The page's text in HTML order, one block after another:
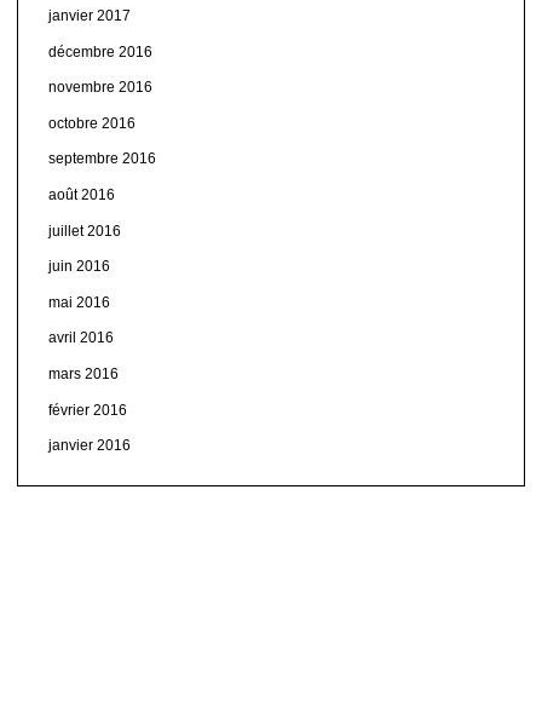
janvier 2017
décembre 2016
novembre 2016
octobre 2016
septembre 2016
août 2016
juillet 2016
juin 2016
mai 2016
avril 2016
mars 2016
février 2016
janvier 2016